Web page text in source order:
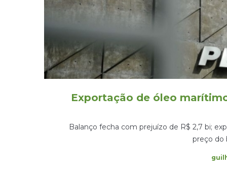
Exportação de óleo
Balanço fecha com prejuízo de R$ 2,7 bi;
preço do